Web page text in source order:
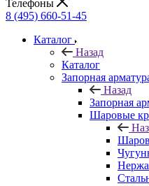
Телефоны
8 (495) 660-51-45
Каталог
Назад
Каталог
Запорная
Назад
Запорная
Шаровые